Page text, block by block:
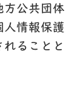
方公共団体
人情報保護
ることと